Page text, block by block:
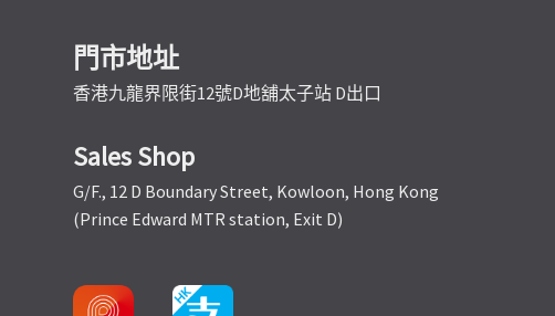
門市地址
香港九龍界限街12號D地舖太子站 D出口
Sales Shop
G/F., 12 D Boundary Street, Kowloon, Hong Kong
(Prince Edward MTR station, Exit D)